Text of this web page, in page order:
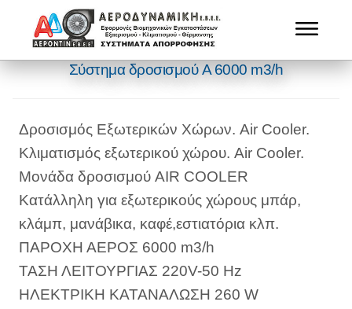
Σύστημα δροσισμού A 6000 m3/h
Δροσισμός Εξωτερικών Χώρων. Air Cooler.
Κλιματισμός εξωτερικού χώρου. Air Cooler.
Μονάδα δροσισμού AIR COOLER
Κατάλληλη για εξωτερικούς χώρους μπάρ,
κλάμπ, μανάβικα, καφέ,εστιατόρια κλπ.
ΠΑΡΟΧΗ ΑΕΡΟΣ 6000 m3/h
ΤΑΣΗ ΛΕΙΤΟΥΡΓΙΑΣ 220V-50 Hz
ΗΛΕΚΤΡΙΚΗ ΚΑΤΑΝΑΛΩΣΗ 260 W